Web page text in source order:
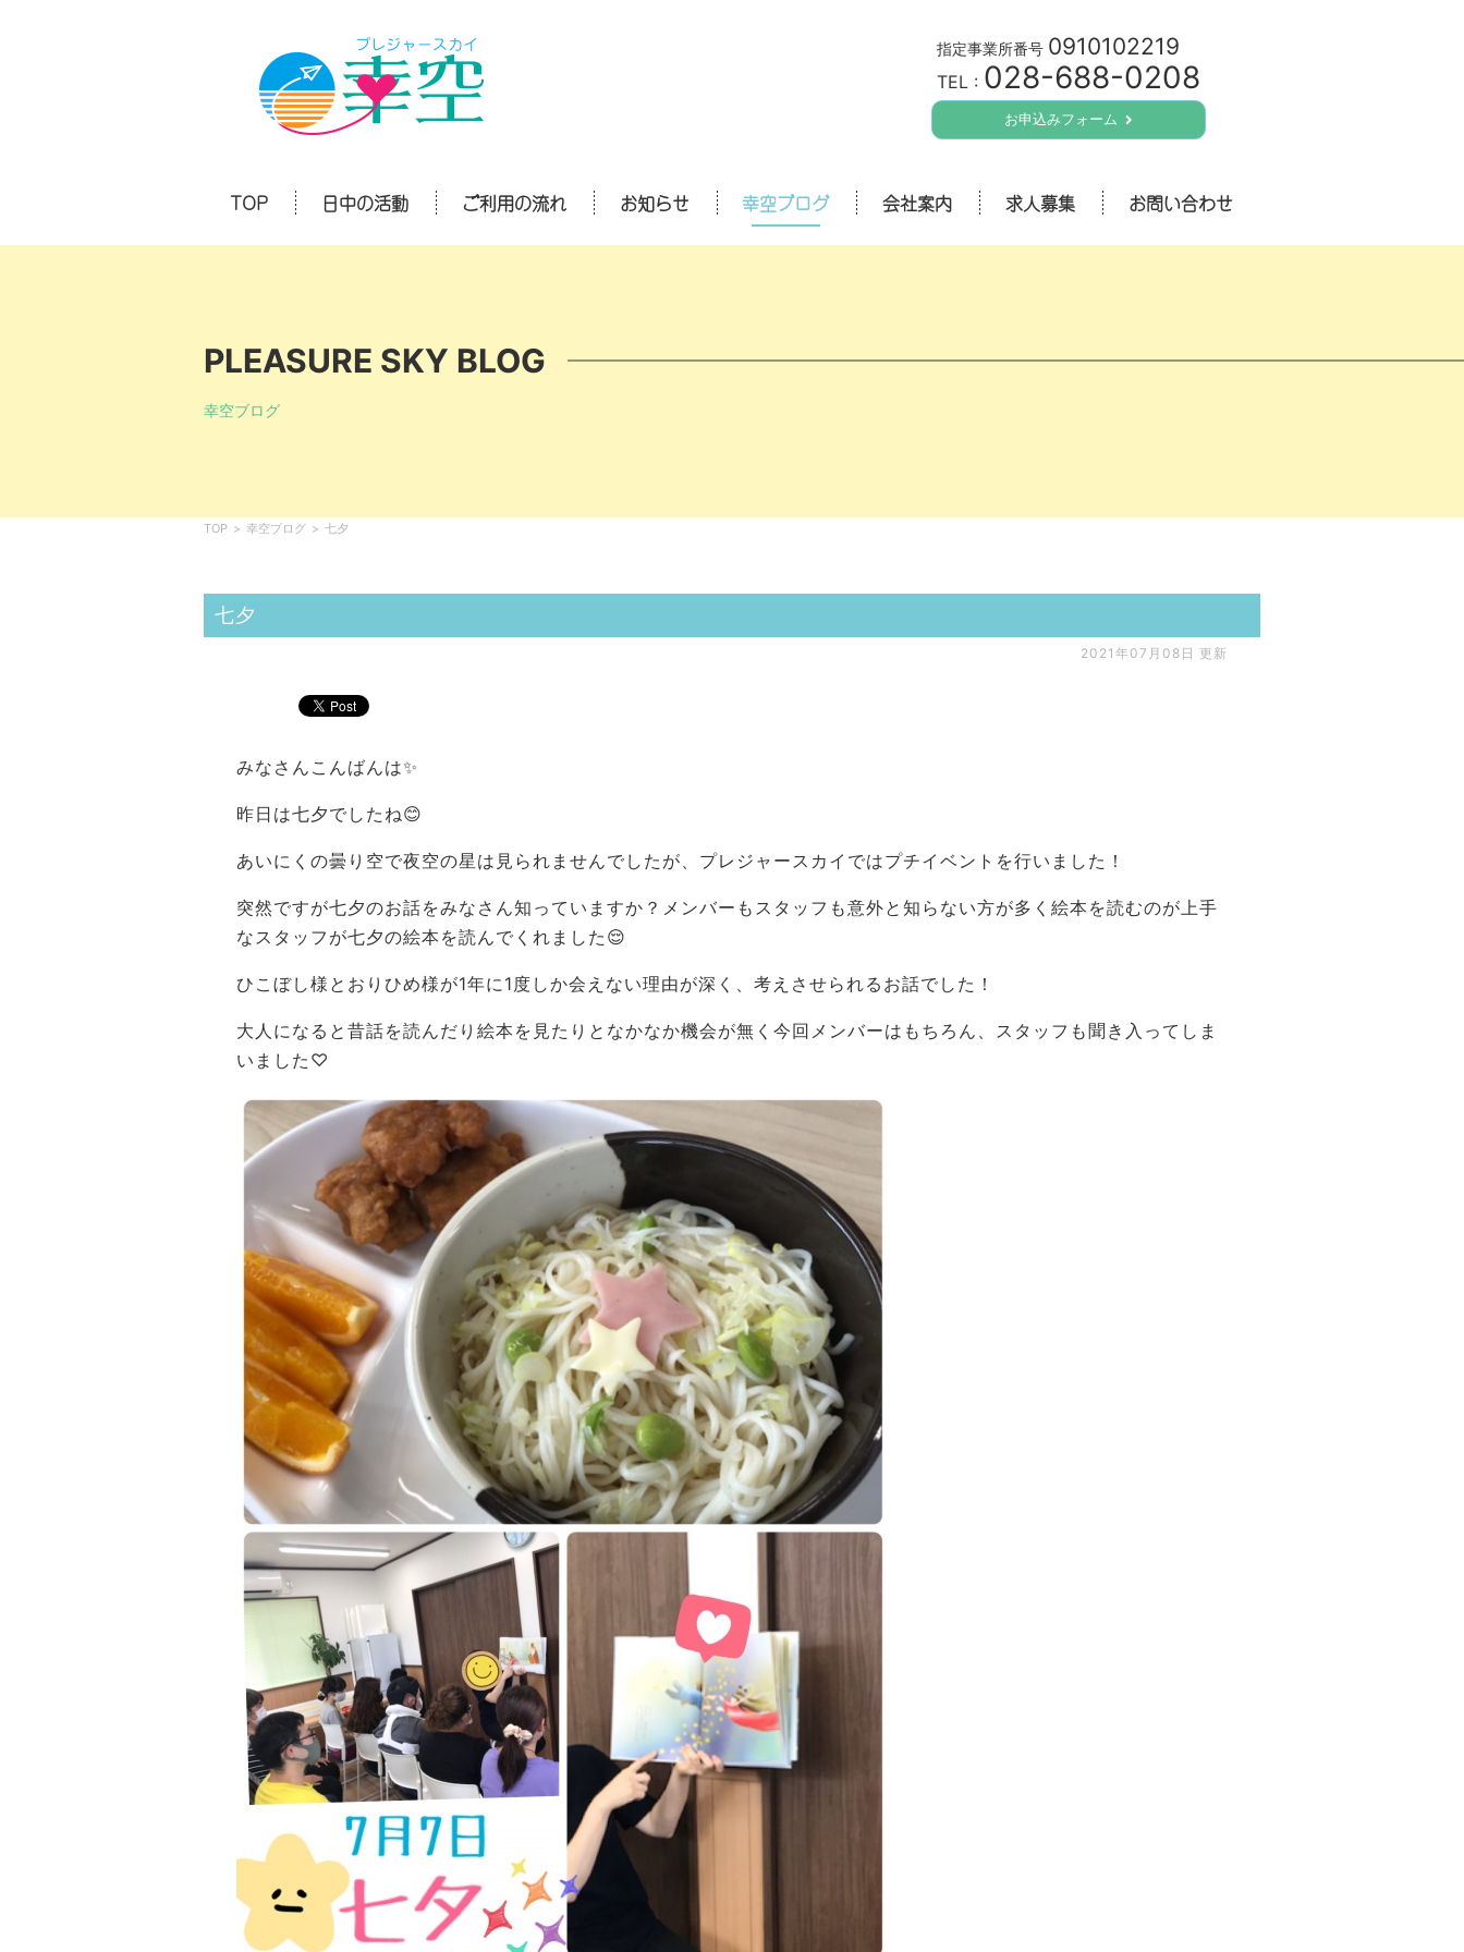
指定事業所番号 0910102219
TEL : 028-688-0208
お申込みフォーム
TOP 日中の活動 ご利用の流れ お知らせ 幸空ブログ 会社案内 求人募集 お問い合わせ
PLEASURE SKY BLOG
幸空ブログ
TOP > 幸空ブログ > 七夕
七夕
2021年07月08日 更新
みなさんこんばんは✨
昨日は七夕でしたね😊
あいにくの曇り空で夜空の星は見られませんでしたが、プレジャースカイではプチイベントを行いました！
突然ですが七夕のお話をみなさん知っていますか？メンバーもスタッフも意外と知らない方が多く絵本を読むのが上手
なスタッフが七夕の絵本を読んでくれました😌
ひこぼし様とおりひめ様が1年に1度しか会えない理由が深く、考えさせられるお話でした！
大人になると昔話を読んだり絵本を見たりとなかなか機会が無く今回メンバーはもちろん、スタッフも聞き入ってしま
いました♡